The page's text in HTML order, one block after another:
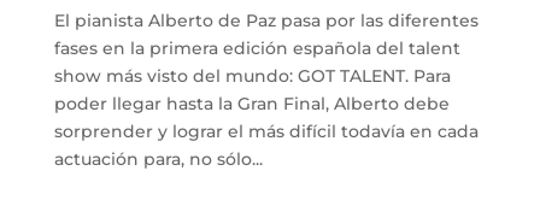
El pianista Alberto de Paz pasa por las diferentes
fases en la primera edición española del talent
show más visto del mundo: GOT TALENT. Para
poder llegar hasta la Gran Final, Alberto debe
sorprender y lograr el más difícil todavía en cada
actuación para, no sólo...